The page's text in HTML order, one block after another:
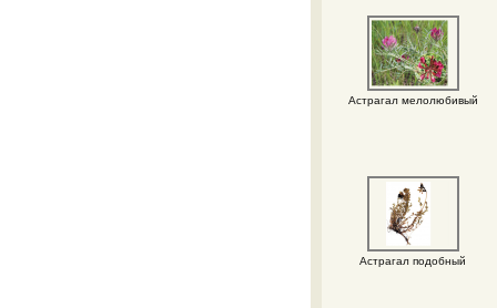
Астрагал мелолюбивый
Астрагал подобный